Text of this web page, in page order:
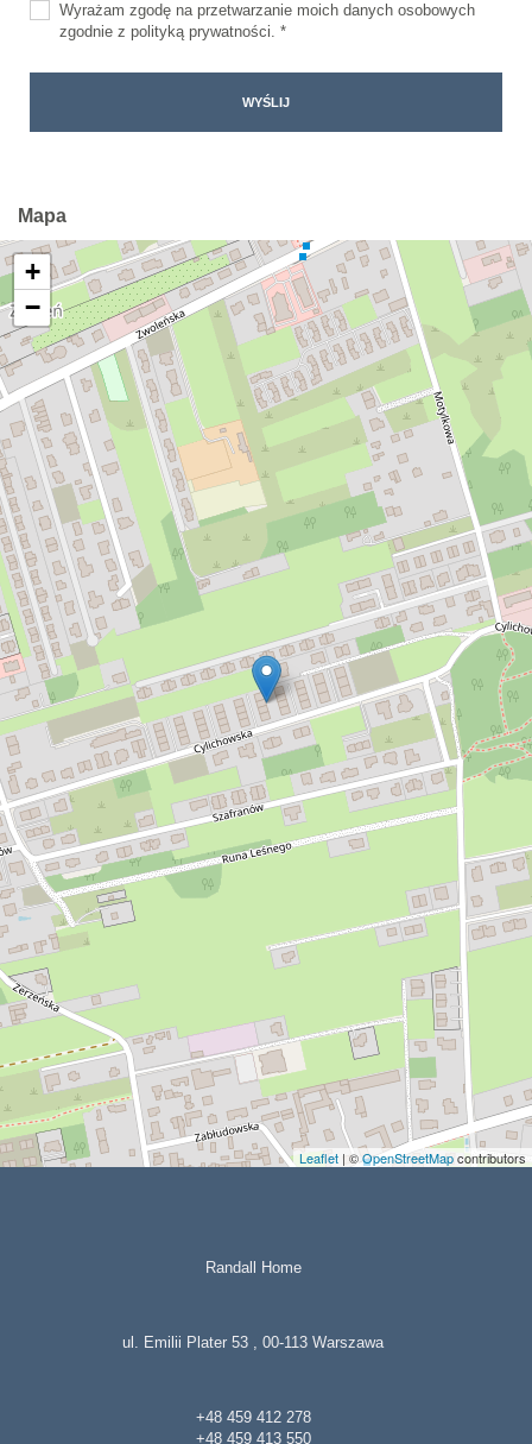
Wyrażam zgodę na przetwarzanie moich danych osobowych
zgodnie z polityką prywatności. *
Mapa
+
−
Leaflet | ©OpenStreetMapcontributors
Randall Home
ul. Emilii Plater 53 , 00-113 Warszawa
+48 459 412 278
+48 459 413 550